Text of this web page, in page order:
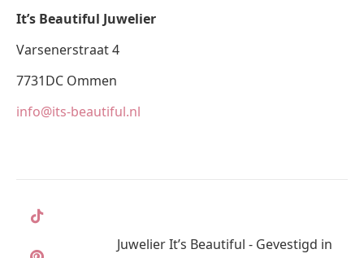
It’s Beautiful Juwelier
Varsenerstraat 4
7731DC Ommen
info@its-beautiful.nl
Juwelier It’s Beautiful - Gevestigd in